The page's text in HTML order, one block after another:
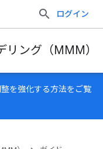
ログイン
リング（MMM）
を強化する方法をご覧